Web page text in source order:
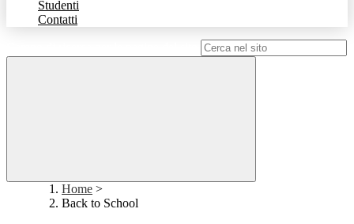
Studenti
Contatti
Home >
Back to School